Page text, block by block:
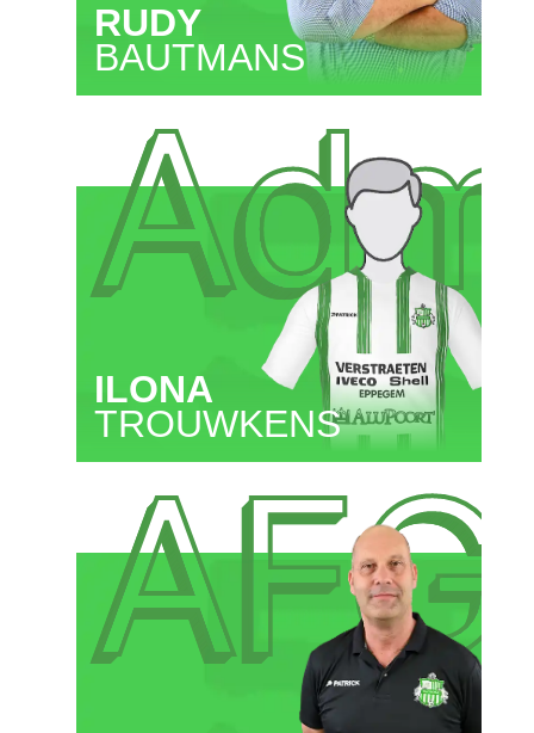
RUDY
BAUTMANS
ILONA
TROUWKENS
AFG